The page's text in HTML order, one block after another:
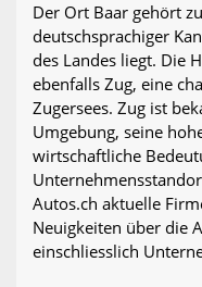
Der Ort Baar gehört
deutschsprachiger
des Landes liegt. Die
ebenfalls Zug, eine
Zugersees. Zug ist
Umgebung, seine
wirtschaftliche
Autos.ch aktuelle
Neuigkeiten über die
einschliesslich